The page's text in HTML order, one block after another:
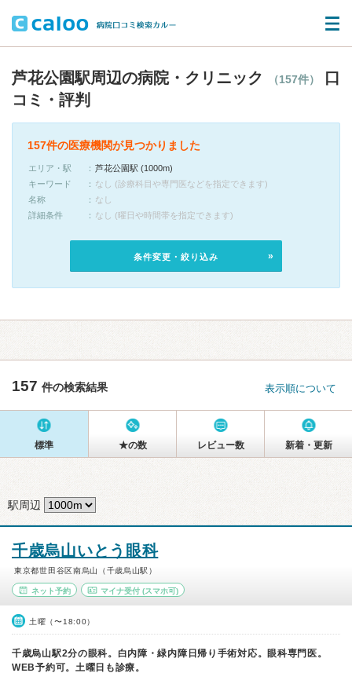
芦花公園駅周辺の病院・クリニック （157件）
口
コミ・評判
157件の医療機関が見つかりました
エリア・駅
芦花公園駅 (1000m)
キーワード
なし (診療科目や専門医などを指定できます)
名称
なし
詳細条件
なし (曜日や時間帯を指定できます)
条件変更・絞り込み
157 件の検索結果 表示順について
標準 ★の数 レビュー数 新着・更新
駅周辺
千歳烏山いとう眼科
東京都世田谷区南烏山（千歳烏山駅）
ネット予約 マイナ受付(スマホ可)
土曜（〜18:00）
千歳烏山駅2分の眼科。白内障・緑内障日帰り手術対応。眼科専門医。
WEB予約可。土曜日も診療。